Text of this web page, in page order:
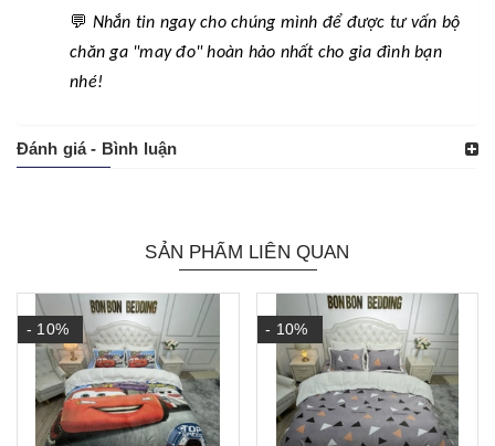
💬 Nhắn tin ngay cho chúng mình để được tư vấn bộ
chăn ga "may đo" hoàn hảo nhất cho gia đình bạn
nhé!
Đánh giá - Bình luận
SẢN PHẨM LIÊN QUAN
- 10% - 10%